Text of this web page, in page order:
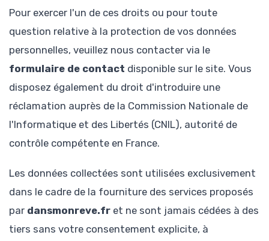
Pour exercer l'un de ces droits ou pour toute
question relative à la protection de vos données
personnelles, veuillez nous contacter via le
formulaire de contact disponible sur le site. Vous
disposez également du droit d'introduire une
réclamation auprès de la Commission Nationale de
l'Informatique et des Libertés (CNIL), autorité de
contrôle compétente en France.
Les données collectées sont utilisées exclusivement
dans le cadre de la fourniture des services proposés
par dansmonreve.fr et ne sont jamais cédées à des
tiers sans votre consentement explicite, à